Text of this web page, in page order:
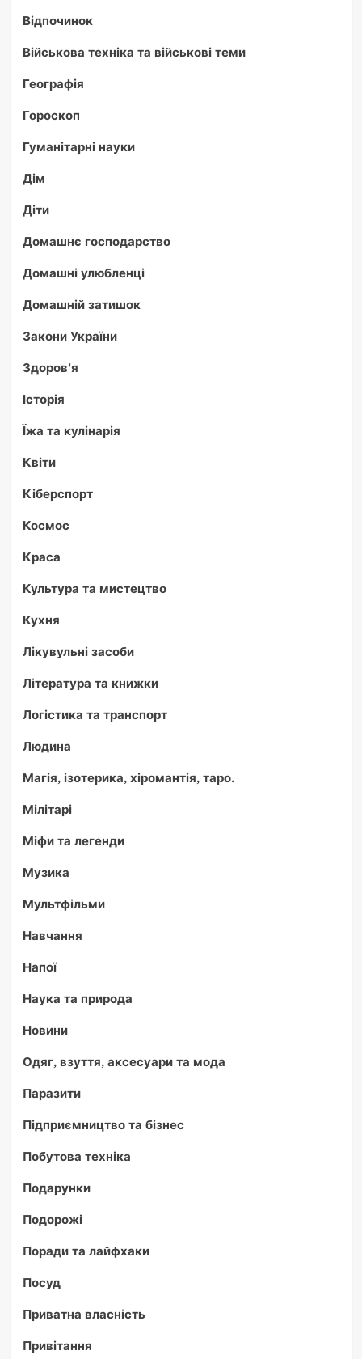
Відпочинок
Військова техніка та військові теми
Географія
Гороскоп
Гуманітарні науки
Дім
Діти
Домашнє господарство
Домашні улюбленці
Домашній затишок
Закони України
Здоров'я
Історія
Їжа та кулінарія
Квіти
Кіберспорт
Космос
Краса
Культура та мистецтво
Кухня
Лікувульні засоби
Література та книжки
Логістика та транспорт
Людина
Магія, ізотерика, хіромантія, таро.
Мілітарі
Міфи та легенди
Музика
Мультфільми
Навчання
Напої
Наука та природа
Новини
Одяг, взуття, аксесуари та мода
Паразити
Підприємництво та бізнес
Побутова техніка
Подарунки
Подорожі
Поради та лайфхаки
Посуд
Приватна власність
Привітання